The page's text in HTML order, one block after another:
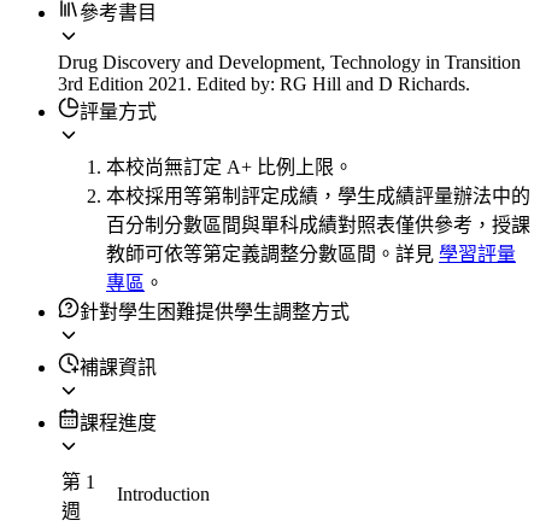
參考書目
Drug Discovery and Development, Technology in Transition
3rd Edition 2021. Edited by: RG Hill and D Richards.
評量方式
本校尚無訂定 A+ 比例上限。
本校採用等第制評定成績，學生成績評量辦法中的
百分制分數區間與單科成績對照表僅供參考，授課
教師可依等第定義調整分數區間。詳見 學習評量
專區 。
針對學生困難提供學生調整方式
補課資訊
課程進度
第 1
週
Introduction